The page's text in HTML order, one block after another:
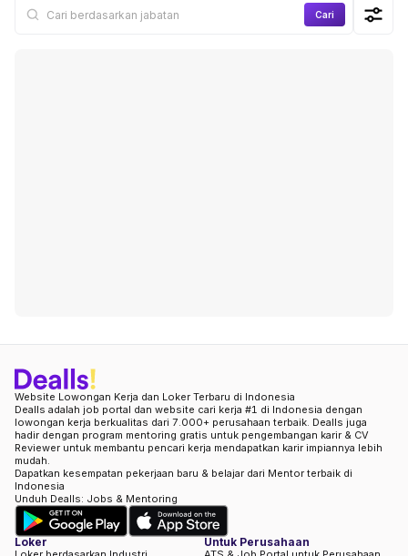
Cari
Website Lowongan Kerja dan Loker Terbaru di Indonesia
Dealls adalah job portal dan website cari kerja #1 di Indonesia dengan
lowongan kerja berkualitas dari 7.000+ perusahaan terbaik. Dealls juga
hadir dengan program mentoring gratis untuk pengembangan karir & CV
Reviewer untuk membantu pencari kerja mendapatkan karir impiannya lebih
mudah.
Dapatkan kesempatan pekerjaan baru & belajar dari Mentor terbaik di
Indonesia
Unduh Dealls: Jobs & Mentoring
Loker Untuk Perusahaan